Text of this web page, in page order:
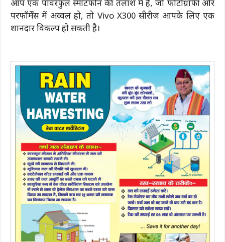
आप एक पावरफुल स्मार्टफोन की तलाश में हैं, जो फोटोग्राफी और
परफॉर्मेंस में अव्वल हो, तो Vivo X300 सीरीज आपके लिए एक
शानदार विकल्प हो सकती है।